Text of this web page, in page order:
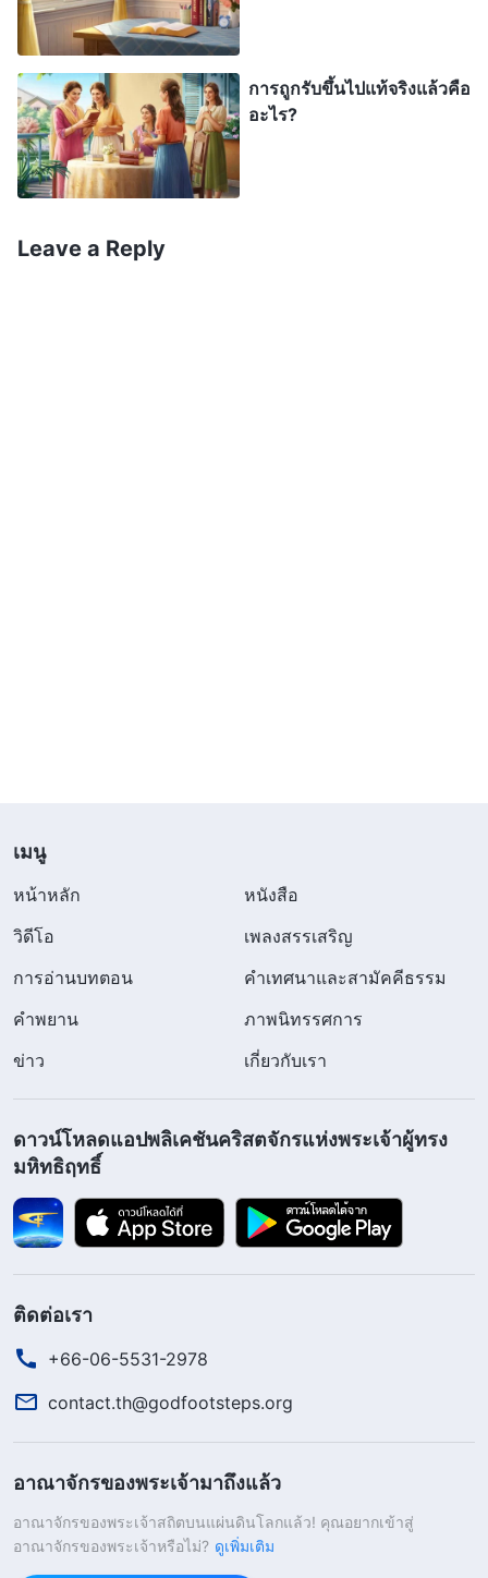
ยิวยึดถือตัวอักษรในองค์พระคัมภีร์อย่างเคร่งครัด
เพราะพระนามใหม่ไม่ตรงตามนั้น พวกเขาจึงทำทุกวิถี
ทางเพื่อกล่าวโทษองค์พระผู้เป็นเจ้า ไม่ว่าสิ่งที่องค์พระ
เยซูเจ้าทรงสอน เปี่ยมฤทธานุภาพและสิทธิอำนาจแค่
ไหน พวกเขาก็ไม่ยอมรับ ในที่สุดก็ตรึงกางเขนพระองค์
กระทำบาปอันชั่วร้าย จนถูกพระเจ้าลงโทษและสาป
ต้อนรับองค์พระผู้เป็นเจ้า เราควรยึดถือเพียงตัวอักษร
มหิทธิฤทธิ์ “
ของท่าน และพระราชาทั้งหลายเห็นศักดิ์ศรีของท่าน
คนที่ชนะ เราจะตั้ง
ให้เขาเป็นเสาหลักอยู่ในพระวิหารของพระเจ้าของเรา
และเขาจะไม่ออกไปจากพระวิหารอีกเลย และบนตัว
เขา เราจะจารึกพระนามพระเจ้าของเรา และชื่อเมือง
ของพระเจ้าของเรา คือนครเยรูซาเล็มใหม่ที่ลงมาจาก
สวรรค์จากพระเจ้าของเรา และเราจะจารึกนามใหม่
ของเราด้วย
ปฐมและอวสาน ผู้เป็นอยู่ ผู้เคยเป็นอยู่ และผู้ที่จะมา
ผู้ทรงฤทธานุภาพสูงสุด” (วิวรณ์ 1:8)“ข้าแต่องค์พระผู้
เป็นเจ้า พระเจ้าผู้ทรงฤทธานุภาพสูงสุด ผู้ที่ทรงเป็นอยู่
และผู้ที่ทรงเคยเป็นอยู่ พวกข้าพระองค์ขอบพระคุณ
ใหญ่ของพระองค์แล้ว และทรงเริ่มครอบครอง
11:17)“แล้วข้าพเจ้าได้ยินเสียงเหมือนอย่างเสียงมหาชน
เหมือนอย่างเสียงน้ำมากหลาย และเหมือนอย่างเสียง
ฟ้าร้องกึกก้องว่า ‘ฮาเลลูยา เพราะองค์พระผู้เป็นเจ้า
ทรงครอบครองอยู่ คือพระเจ้าของเราผู้ทรงฤทธานุภาพ
สูงสุด’”(วิวรณ์ 19:6)ดูในวิวรณ์บทที่ 4 ข้อที่ 8 บทที่ 16
การถูกรับขึ้นไปแท้จริงแล้วคือ
อะไร?
Leave a Reply
เมนู
หน้าหลัก
หนังสือ
วิดีโอ
เพลงสรรเสริญ
การอ่านบทตอน
คำเทศนาและสามัคคีธรรม
คำพยาน
ภาพนิทรรศการ
ข่าว
เกี่ยวกับเรา
ดาวน์โหลดแอปพลิเคชันคริสตจักรแห่งพระเจ้าผู้ทรง
มหิทธิฤทธิ์
ติดต่อเรา
+66-06-5531-2978
contact.th@godfootsteps.org
อาณาจักรของพระเจ้ามาถึงแล้ว
อาณาจักรของพระเจ้าสถิตบนแผ่นดินโลกแล้ว! คุณอยากเข้าสู่
อาณาจักรของพระเจ้าหรือไม่? ดูเพิ่มเติม